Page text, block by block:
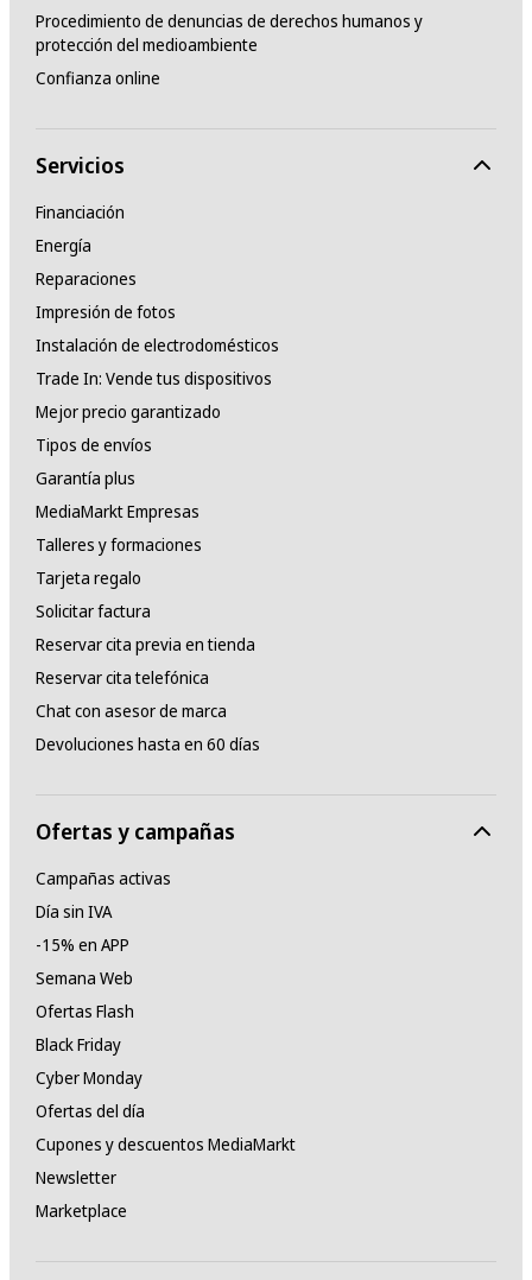
Procedimiento de denuncias de derechos humanos y
protección del medioambiente
Confianza online
Servicios
Financiación
Energía
Reparaciones
Impresión de fotos
Instalación de electrodomésticos
Trade In: Vende tus dispositivos
Mejor precio garantizado
Tipos de envíos
Garantía plus
MediaMarkt Empresas
Talleres y formaciones
Tarjeta regalo
Solicitar factura
Reservar cita previa en tienda
Reservar cita telefónica
Chat con asesor de marca
Devoluciones hasta en 60 días
Ofertas y campañas
Campañas activas
Día sin IVA
-15% en APP
Semana Web
Ofertas Flash
Black Friday
Cyber Monday
Ofertas del día
Cupones y descuentos MediaMarkt
Newsletter
Marketplace